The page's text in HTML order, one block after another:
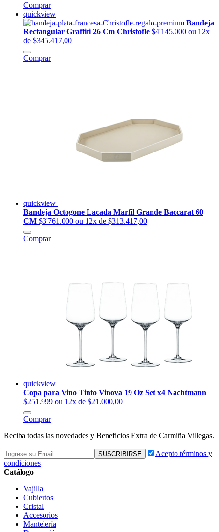
Comprar
quickview
Bandeja
Rectangular Graffiti 26 Cm Christofle $4'145.000 ou 12x
de $345.417,00
Comprar
quickview
Bandeja Octogone Lacada Marfil Grande Baccarat 60
CM $3'761.000 ou 12x de $313.417,00
Comprar
quickview
Copa para Vino Tinto Vinova 19 Oz Set x4 Nachtmann
$251.999 ou 12x de $21.000,00
Comprar
Reciba todas las novedades y Beneficios Extra de Carmiña Villegas.
Acepto términos y
condiciones
Catálogo
Vajilla
Cubiertos
Cristal
Accesorios
Mantelería